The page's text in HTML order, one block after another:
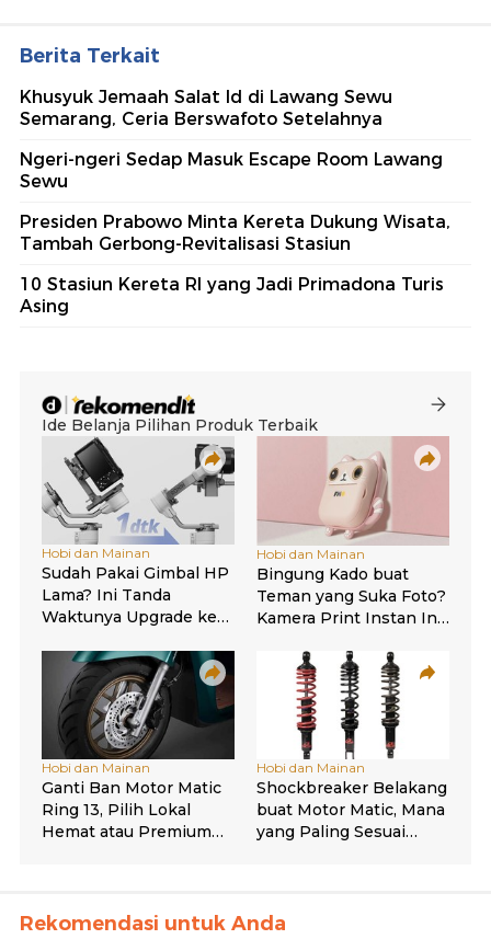
Berita Terkait
Khusyuk Jemaah Salat Id di Lawang Sewu
Semarang, Ceria Berswafoto Setelahnya
Ngeri-ngeri Sedap Masuk Escape Room Lawang
Sewu
Presiden Prabowo Minta Kereta Dukung Wisata,
Tambah Gerbong-Revitalisasi Stasiun
10 Stasiun Kereta RI yang Jadi Primadona Turis
Asing
Rekomendasi untuk Anda